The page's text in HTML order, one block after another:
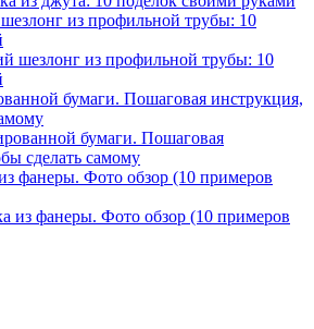
из профильной трубы: 10
бумаги. Пошаговая инструкция,
фанеры. Фото обзор (10 примеров